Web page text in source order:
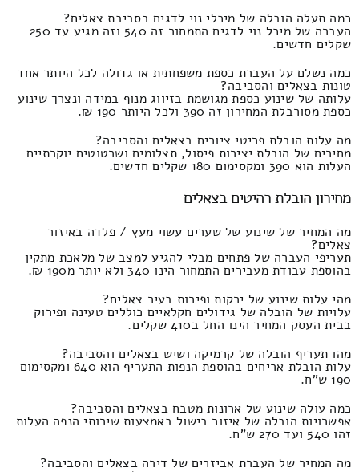
כמה תעלה הובלה של מיכלי נוי לדגים בסביבת צאלים?
העברה של מיכל נוי לדגים התמחור זה 540 וזה מגיע עד 250
שקלים חדשים.
כמה נשלם על העברת כספת משפחתית או גדולה לכל היותר אחד
טונות בצאלים והסביבה?
עלותה של שינוע כספת מגושמת בזיווג מנוף במידה ונצרך שינוע
כספת מסורבלת המחירון זה 390 ולכל היותר 190 ₪.
מה עלות הובלת פריטי ציורים בצאלים והסביבה?
מחירים של הובלת יצירות פיסול, תצלומים ושרטוטים יוקרתיים
העלות הוא 390 ומקסימום 180 שקלים חדשים.
מחירון הובלת רהיטים בצאלים
מה המחיר של שינוע של שערים עשוי מעץ / פלדה באיזור
צאלים?
תעריפי העברה של פתחים מבלי להגיע למצב של מלאכת מתקין –
בהוספת עבודת מעבירים התמחור הינו 340 ולא יותר מ190 ₪.
מהי עלות שינוע של ירקות ופירות בעיר צאלים?
עלויות של הובלה של גידולים חקלאיים כוללים טעינה ופירוק
בבית העסק המחיר הינו החל ב410 שקלים.
מהו תעריף הובלה של קרמיקה ושיש בצאלים והסביבה?
עלות הובלת אריחים בהוספת הנפות התעריף הוא 640 ומקסימום
190 ש"ח.
כמה עולה שינוע של ארונות מטבח בצאלים והסביבה?
אפשרויות הובלה של איזור בישול באמצעות שירותי הנפה העלות
זהו 540 ועד 270 ש"ח.
מה המחיר של העברת אביזרים של דירה בצאלים והסביבה?